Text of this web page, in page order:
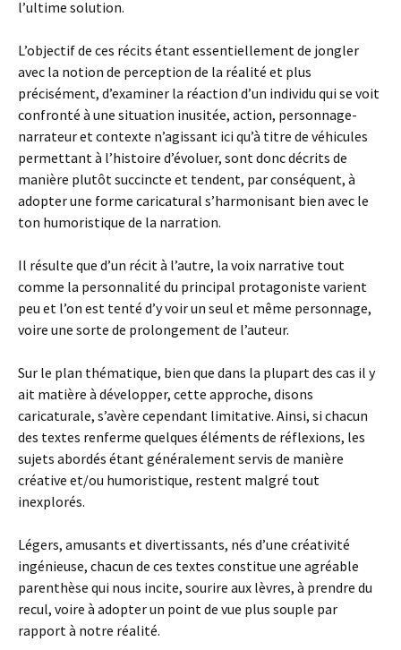
l’ultime solution.
L’objectif de ces récits étant essentiellement de jongler
avec la notion de perception de la réalité et plus
précisément, d’examiner la réaction d’un individu qui se voit
confronté à une situation inusitée, action, personnage-
narrateur et contexte n’agissant ici qu’à titre de véhicules
permettant à l’histoire d’évoluer, sont donc décrits de
manière plutôt succincte et tendent, par conséquent, à
adopter une forme caricatural s’harmonisant bien avec le
ton humoristique de la narration.
Il résulte que d’un récit à l’autre, la voix narrative tout
comme la personnalité du principal protagoniste varient
peu et l’on est tenté d’y voir un seul et même personnage,
voire une sorte de prolongement de l’auteur.
Sur le plan thématique, bien que dans la plupart des cas il y
ait matière à développer, cette approche, disons
caricaturale, s’avère cependant limitative. Ainsi, si chacun
des textes renferme quelques éléments de réflexions, les
sujets abordés étant généralement servis de manière
créative et/ou humoristique, restent malgré tout
inexplorés.
Légers, amusants et divertissants, nés d’une créativité
ingénieuse, chacun de ces textes constitue une agréable
parenthèse qui nous incite, sourire aux lèvres, à prendre du
recul, voire à adopter un point de vue plus souple par
rapport à notre réalité.